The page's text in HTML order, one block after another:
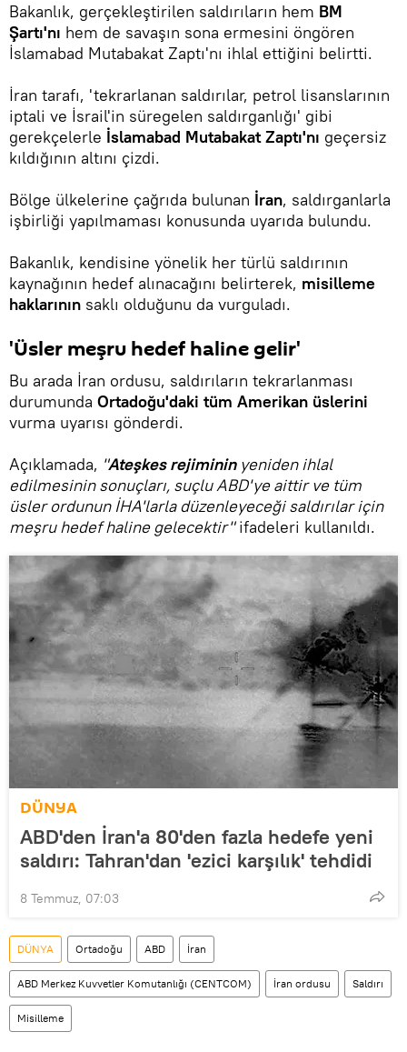
Bakanlık, gerçekleştirilen saldırıların hem BM
Şartı'nı hem de savaşın sona ermesini öngören
İslamabad Mutabakat Zaptı'nı ihlal ettiğini belirtti.
İran tarafı, 'tekrarlanan saldırılar, petrol lisanslarının
iptali ve İsrail'in süregelen saldırganlığı' gibi
gerekçelerle İslamabad Mutabakat Zaptı'nı geçersiz
kıldığının altını çizdi.
Bölge ülkelerine çağrıda bulunan İran, saldırganlarla
işbirliği yapılmaması konusunda uyarıda bulundu.
Bakanlık, kendisine yönelik her türlü saldırının
kaynağının hedef alınacağını belirterek, misilleme
haklarının saklı olduğunu da vurguladı.
'Üsler meşru hedef haline gelir'
Bu arada İran ordusu, saldırıların tekrarlanması
durumunda Ortadoğu'daki tüm Amerikan üslerini
vurma uyarısı gönderdi.
Açıklamada, "Ateşkes rejiminin yeniden ihlal
edilmesinin sonuçları, suçlu ABD'ye aittir ve tüm
üsler ordunun İHA'larla düzenleyeceği saldırılar için
meşru hedef haline gelecektir"ifadeleri kullanıldı.
DÜNYA
ABD'den İran'a 80'den fazla hedefe yeni
saldırı: Tahran'dan 'ezici karşılık' tehdidi
8 Temmuz, 07:03
DÜNYA Ortadoğu ABD İran
ABD Merkez Kuvvetler Komutanlığı (CENTCOM) İran ordusu Saldırı
Misilleme